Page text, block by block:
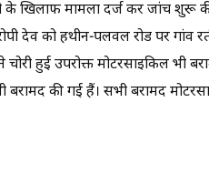
खिलाफ मामला दर्ज कर जांच शुरू
देव को हथीन-पलवल रोड पर गांव
हुई उपरोक्त मोटरसाइकिल भी
की गई हैं। सभी बरामद